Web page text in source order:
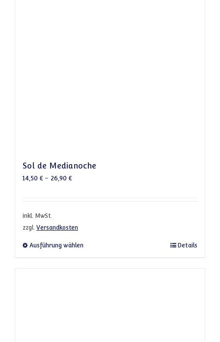
Sol de Medianoche
14,50 €– 26,90 €
inkl. MwSt.
zzgl. Versandkosten
Ausführung wählen Dieses Produkt weist mehrere Varianten
Details